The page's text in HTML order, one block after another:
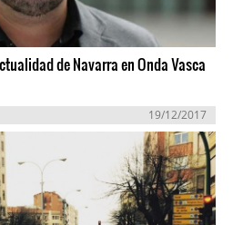
de Navarra en Onda Vasca
19/12/2017